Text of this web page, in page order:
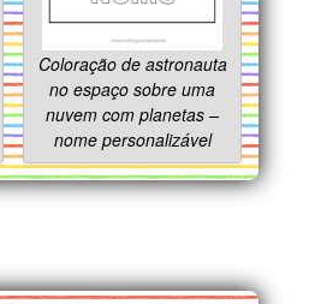
Coloração de astronauta
no espaço sobre uma
nuvem com planetas –
nome personalizável